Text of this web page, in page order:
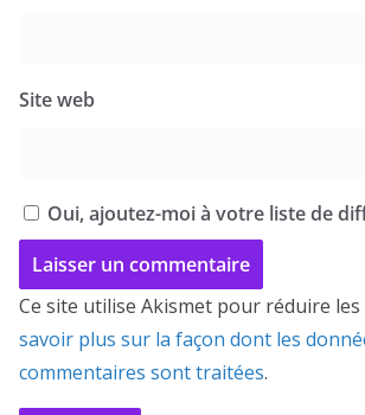
Site web
Oui, ajoutez-moi à votre liste de
Ce site utilise Akismet pour réduire les
savoir plus sur la façon dont les
commentaires sont traitées.